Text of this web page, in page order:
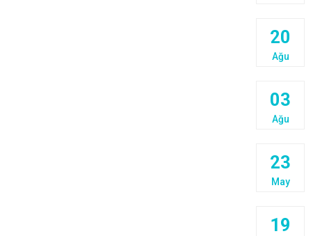
20
Ağu
03
Ağu
23
May
19